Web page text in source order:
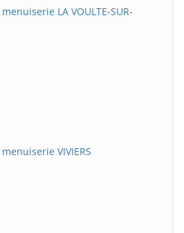
LA VOULTE-SUR-
VIVIERS